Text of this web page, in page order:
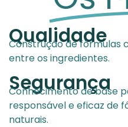
Qualidade
Construção de fórmulas
entre os ingredientes.
Segurança
Conhecimento de base
responsável e eficaz de
naturais.